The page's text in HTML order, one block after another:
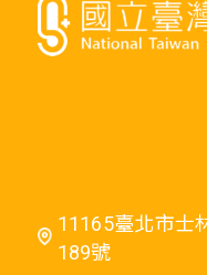
11165臺北市士
189號